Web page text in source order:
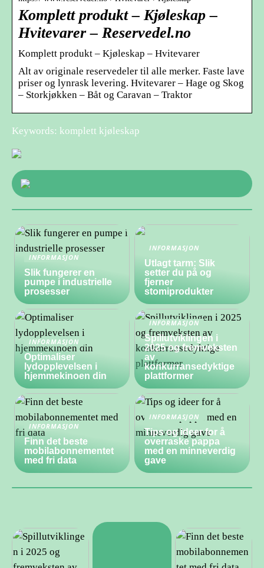
Komplett produkt – Kjøleskap –
Hvitevarer – Reservedel.no
Komplett produkt – Kjøleskap – Hvitevarer
Alt av originale reservedeler til alle merker. Faste lave
priser og lynrask levering. Hvitevarer – Hage og Skog
– Storkjøkken – Båt og Caravan – Traktor
Keywords: komplett kjøleskap
INFORMASJON
Slik fungerer en
pumpe i industrielle
prosesser
INFORMASJON
Utlagt tarm: Slik
setter du på og
fjerner
stomiprodukter
INFORMASJON
Optimaliser
lydopplevelsen i
hjemmekinoen din
INFORMASJON
Spillutviklingen i
2025 og fremveksten
av
konkurransedyktige
plattformer
INFORMASJON
Finn det beste
mobilabonnementet
med fri data
INFORMASJON
Tips og ideer for å
overraske pappa
med en minneverdig
gave